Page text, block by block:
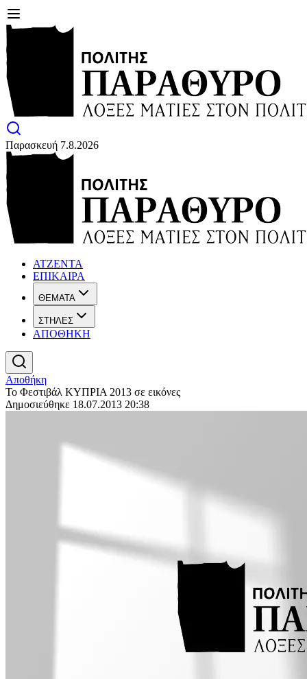
Παρασκευή 7.8.2026
ΑΤΖΕΝΤΑ
ΕΠΙΚΑΙΡΑ
ΘΕΜΑΤΑ
ΣΤΗΛΕΣ
ΑΠΟΘΗΚΗ
Αποθήκη
Το Φεστιβάλ ΚΥΠΡΙΑ 2013 σε εικόνες
Δημοσιεύθηκε 18.07.2013 20:38